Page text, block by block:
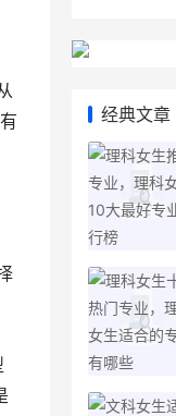
经典文章